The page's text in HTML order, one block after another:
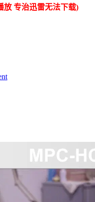
放 专治迅雷无法下载)